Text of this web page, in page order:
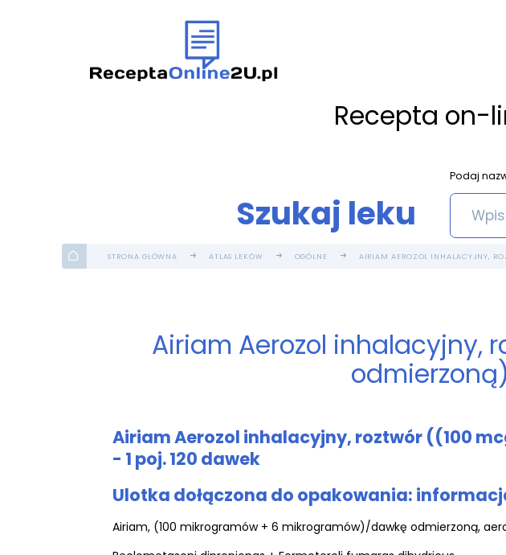
Recepta on-
Szukaj leku
Podaj
STRONA GŁÓWNA ATLAS LEKÓW OGÓLNE AIRIAM AEROZOL INHALACYJNY,
Airiam Aerozol inhalacyjny,
Airiam Aerozol inhalacyjny, roztwór ((100
- 1 poj. 120 dawek
Ulotka dołączona do opakowania:
Airiam, (100 mikrogramów + 6 mikrogramów)/dawkę odmierzoną,